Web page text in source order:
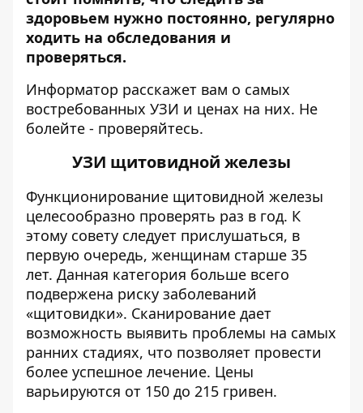
здоровьем нужно постоянно, регулярно
ходить на обследования и
проверяться.
Информатор расскажет вам о самых
востребованных УЗИ и ценах на них. Не
болейте - проверяйтесь.
УЗИ щитовидной железы
Функционирование щитовидной железы
целесообразно проверять раз в год. К
этому совету следует прислушаться, в
первую очередь, женщинам старше 35
лет. Данная категория больше всего
подвержена риску заболеваний
«щитовидки». Сканирование дает
возможность выявить проблемы на самых
ранних стадиях, что позволяет провести
более успешное лечение. Цены
варьируются от 150 до 215 гривен.